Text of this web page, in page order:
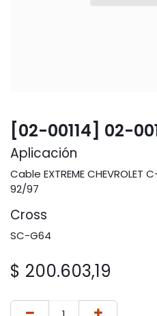
[02-00114] 02-
Aplicación
Cable EXTREME
92/97
Cross
SC-G64
$ 200.603,19